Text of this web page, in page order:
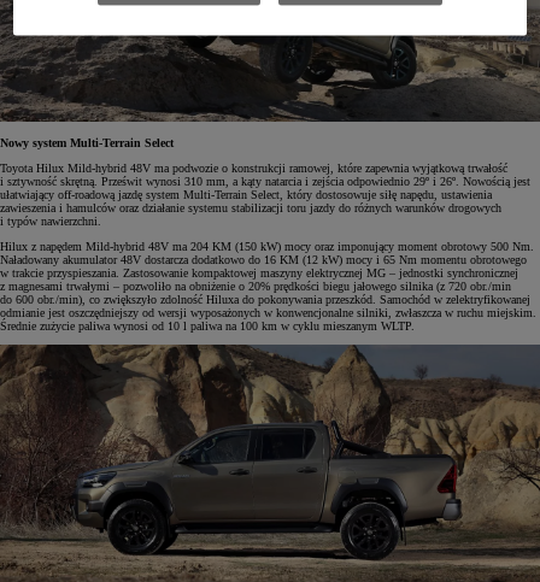
Nowy system Multi-Terrain Select
Toyota Hilux Mild-hybrid 48V ma podwozie o konstrukcji ramowej, które zapewnia wyjątkową trwałość
i sztywność skrętną. Prześwit wynosi 310 mm, a kąty natarcia i zejścia odpowiednio 29º i 26º. Nowością jest
ułatwiający off-roadową jazdę system Multi-Terrain Select, który dostosowuje siłę napędu, ustawienia
zawieszenia i hamulców oraz działanie systemu stabilizacji toru jazdy do różnych warunków drogowych
i typów nawierzchni.
Hilux z napędem Mild-hybrid 48V ma 204 KM (150 kW) mocy oraz imponujący moment obrotowy 500 Nm.
Naładowany akumulator 48V dostarcza dodatkowo do 16 KM (12 kW) mocy i 65 Nm momentu obrotowego
w trakcie przyspieszania. Zastosowanie kompaktowej maszyny elektrycznej MG – jednostki synchronicznej
z magnesami trwałymi – pozwoliło na obniżenie o 20% prędkości biegu jałowego silnika (z 720 obr./min
do 600 obr./min), co zwiększyło zdolność Hiluxa do pokonywania przeszkód. Samochód w zelektryfikowanej
odmianie jest oszczędniejszy od wersji wyposażonych w konwencjonalne silniki, zwłaszcza w ruchu miejskim.
Średnie zużycie paliwa wynosi od 10 l paliwa na 100 km w cyklu mieszanym WLTP.